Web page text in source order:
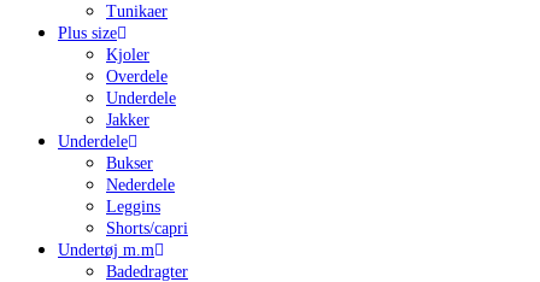
Tunikaer
Plus size
Kjoler
Overdele
Underdele
Jakker
Underdele
Bukser
Nederdele
Leggins
Shorts/capri
Undertøj m.m
Badedragter